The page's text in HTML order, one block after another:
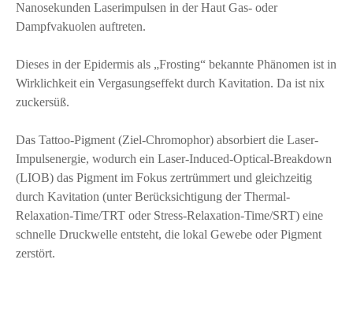
Nanosekunden Laserimpulsen in der Haut Gas- oder
Dampfvakuolen auftreten.
Dieses in der Epidermis als „Frosting“ bekannte Phänomen ist in
Wirklichkeit ein Vergasungseffekt durch Kavitation. Da ist nix
zuckersüß.
Das Tattoo-Pigment (Ziel-Chromophor) absorbiert die Laser-
Impulsenergie, wodurch ein Laser-Induced-Optical-Breakdown
(LIOB) das Pigment im Fokus zertrümmert und gleichzeitig
durch Kavitation (unter Berücksichtigung der Thermal-
Relaxation-Time/TRT oder Stress-Relaxation-Time/SRT) eine
schnelle Druckwelle entsteht, die lokal Gewebe oder Pigment
zerstört.